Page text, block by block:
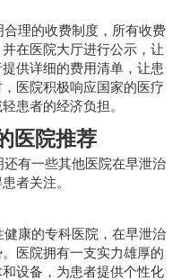
理的收费制度，所有收费
在医院大厅进行公示，让
供详细的费用清单，让患
医院积极响应国家的医疗
患者的经济负担。
医院推荐
有一些其他医院在早泄治
者关注。
康的专科医院，在早泄治
医院拥有一支实力雄厚的
设备，为患者提供个性化